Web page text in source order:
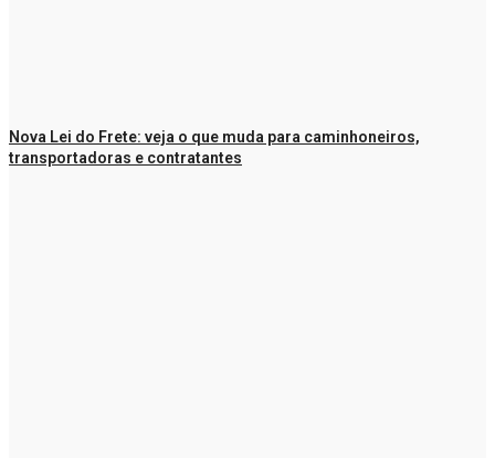
Nova Lei do Frete: veja o que muda para caminhoneiros,
transportadoras e contratantes